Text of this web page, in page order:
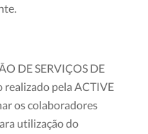
DE SERVIÇOS DE
pela ACTIVE
os colaboradores
utilização do